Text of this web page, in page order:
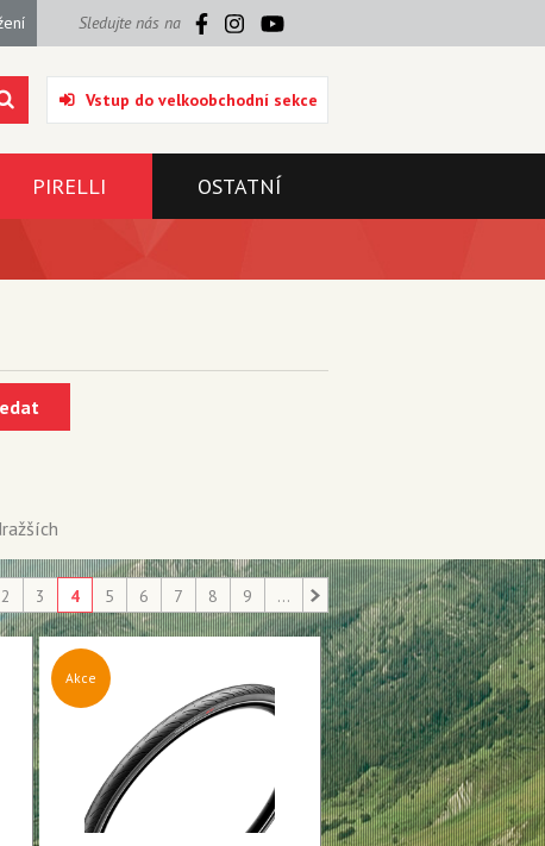
Sledujte nás na
Vstup do velkoobchodní sekce
PIRELLI OSTATNÍ
2 3 4 5 6 7 8 9 ...
Akce